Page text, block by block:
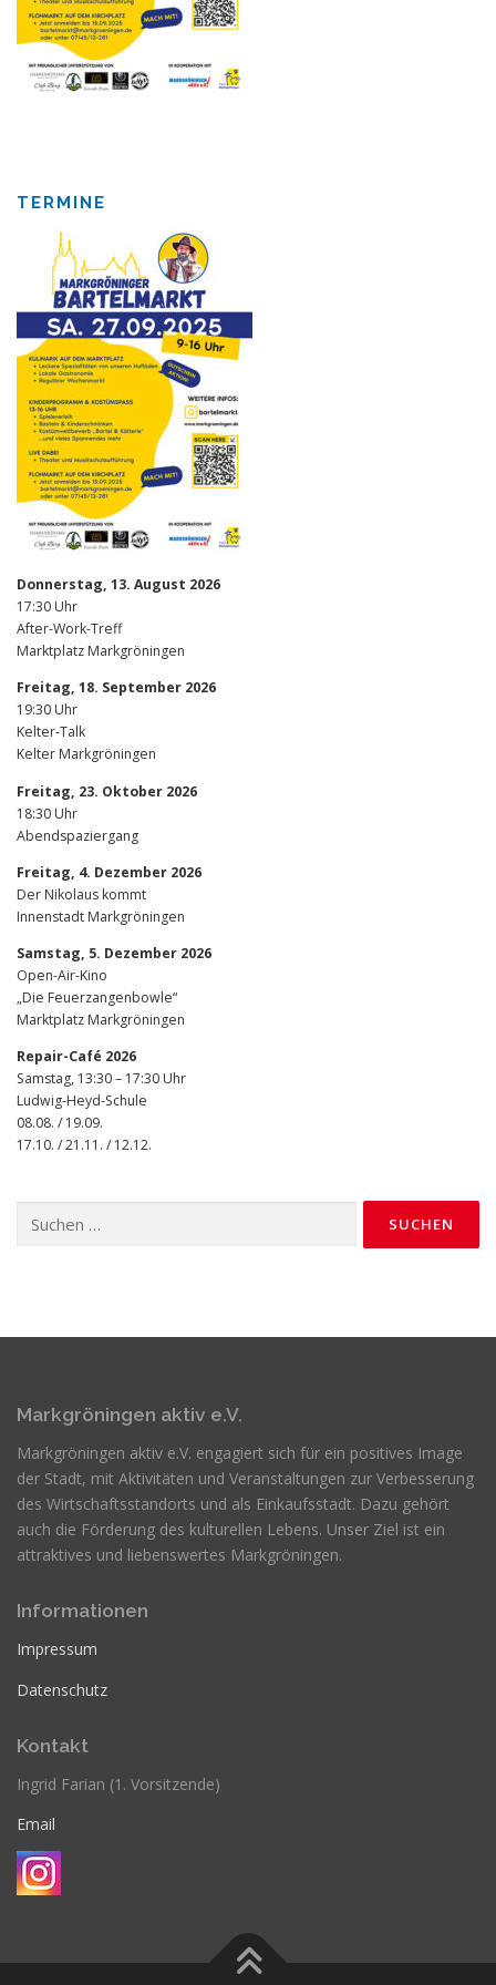
TERMINE
Donnerstag, 13. August 2026
17:30 Uhr
After-Work-Treff
Marktplatz Markgröningen
Freitag, 18. September 2026
19:30 Uhr
Kelter-Talk
Kelter Markgröningen
Freitag, 23. Oktober 2026
18:30 Uhr
Abendspaziergang
Freitag, 4. Dezember 2026
Der Nikolaus kommt
Innenstadt Markgröningen
Samstag, 5. Dezember 2026
Open-Air-Kino
„Die Feuerzangenbowle“
Marktplatz Markgröningen
Repair-Café 2026
Samstag, 13:30 – 17:30 Uhr
Ludwig-Heyd-Schule
08.08. / 19.09.
17.10. / 21.11. / 12.12.
nach:
Markgröningen aktiv e.V.
Markgröningen aktiv e.V. engagiert sich für ein positives Image
der Stadt, mit Aktivitäten und Veranstaltungen zur Verbesserung
des Wirtschaftsstandorts und als Einkaufsstadt. Dazu gehört
auch die Förderung des kulturellen Lebens. Unser Ziel ist ein
attraktives und liebenswertes Markgröningen.
Informationen
Impressum
Datenschutz
Kontakt
Ingrid Farian (1. Vorsitzende)
Email